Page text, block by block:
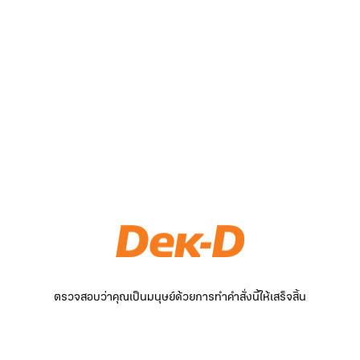
ตรวจสอบว่าคุณเป็นมนุษย์ด้วยการทำคำสั่งนี้ให้เสร็จสิ้น